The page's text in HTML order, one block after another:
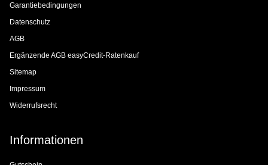
Garantiebedingungen
Datenschutz
AGB
Ergänzende AGB easyCredit-Ratenkauf
Sitemap
Impressum
Widerrufsrecht
Informationen